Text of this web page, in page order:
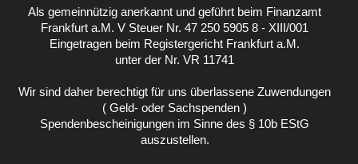
Als gemeinnützig anerkannt und geführt beim Finanzamt
Frankfurt a.M. V Steuer Nr. 47 250 5905 8 - XIII/001
Eingetragen beim Registergericht Frankfurt a.M.
unter der Nr. VR 11741
Wir sind daher berechtigt für uns überlassene Zuwendungen
( Geld- oder Sachspenden )
Spendenbescheinigungen im Sinne des § 10b EStG
auszustellen.